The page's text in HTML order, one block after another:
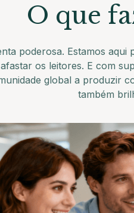
O que
poderosa. Estamos
os leitores. E com
global a produzir
também